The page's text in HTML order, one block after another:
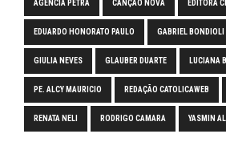
AGÊNCIA PETRA CANÇÃO NOVA EDITORA
EDUARDO HONORATO PAULO GABRIEL BONDIOLI
GIULIA NEVES GLAUBER DUARTE LUCIANA
PE. ALCY MAURICIO REDAÇÃO CATOLICAWEB
RENATA NELI RODRIGO CAMARA YASMIN